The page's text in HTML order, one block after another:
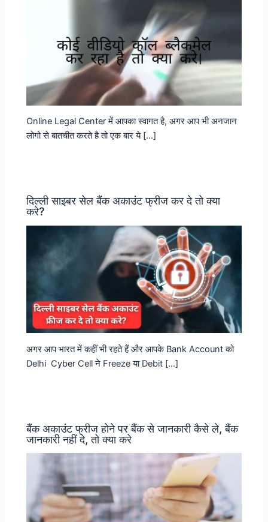
Online Legal Center में आपका स्वागत है, अगर आप भी अनजान
लोगो से बातचीत करते है तो एक बार ये […]
दिल्ली साइबर सेल बैंक अकाउंट फ्रीज कर दे तो क्या
करे?
अगर आप भारत में कहीं भी रहते हैं और आपके Bank Account को
Delhi Cyber Cell ने Freeze या Debit […]
बैंक अकाउंट फ्रीज होने पर बैंक से जानकारी कैसे ले, बैंक
जानकारी नहीं दे, तो क्या करे